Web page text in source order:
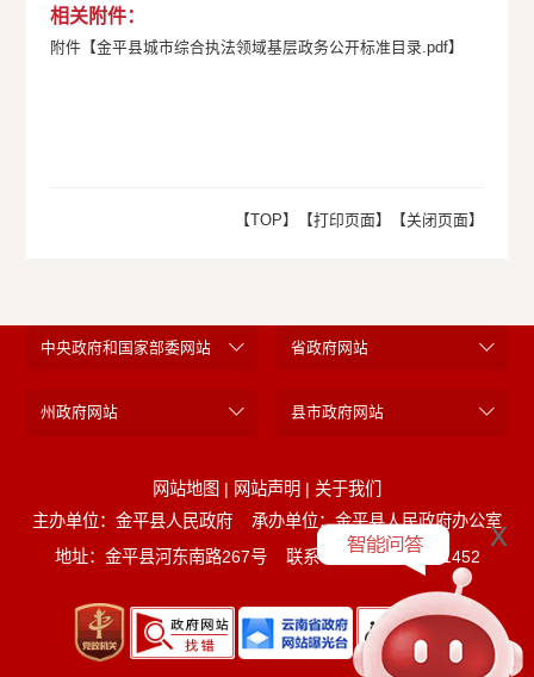
相关附件：
附件【金平县城市综合执法领域基层政务公开标准目录.pdf】
【TOP】 【打印页面】 【关闭页面】
中央政府和国家部委网站 省政府网站
州政府网站 县市政府网站
网站地图 | 网站声明 | 关于我们
主办单位：金平县人民政府
承办单位：金平县人民政府办公室
地址：金平县河东南路267号
联系电话：0873-5221452
x